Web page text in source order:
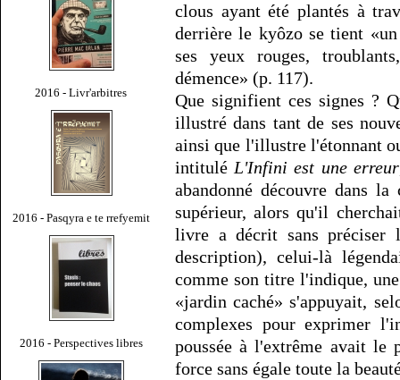
2016 - Livr'arbitres
2016 - Pasqyra e te rrefyemit
2016 - Perspectives libres
clous ayant été plantés à
derrière le kyôzo se tient
ses yeux rouges,
démence» (p. 117).
Que signifient ces signes ?
illustré dans tant de ses
ainsi que l'illustre l'étonnant
intitulé L'Infini est une erreur
abandonné découvre dans
supérieur, alors qu'il
livre a décrit sans
description), celui-là
comme son titre l'indique,
«jardin caché» s'appuyait,
complexes pour exprimer
poussée à l'extrême avait le
force sans égale toute la